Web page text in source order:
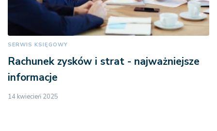
SERWIS KSIĘGOWY
Rachunek zysków i strat - najważniejsze
informacje
14 kwiecień 2025